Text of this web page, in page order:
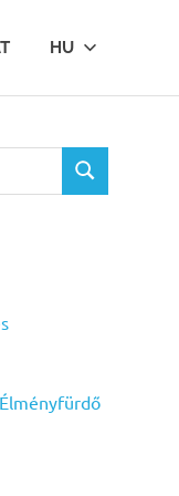
HU
SEARCH